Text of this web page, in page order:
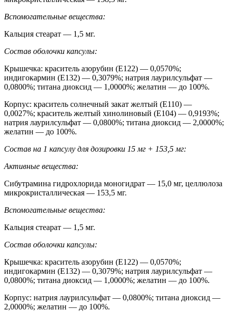
Вспомогательные вещества:
Кальция стеарат — 1,5 мг.
Состав оболочки капсулы:
Крышечка: краситель азорубин (Е122) — 0,0570%;
индигокармин (Е132) — 0,3079%; натрия лаурилсульфат —
0,0800%; титана диоксид — 1,0000%; желатин — до 100%.
Корпус: краситель солнечный закат желтый (Е110) —
0,0027%; краситель желтый хинолиновый (Е104) — 0,9193%;
натрия лаурилсульфат — 0,0800%; титана диоксид — 2,0000%;
желатин — до 100%.
Состав на 1 капсулу для дозировки 15 мг + 153,5 мг:
Активные вещества:
Сибутрамина гидрохлорида моногидрат — 15,0 мг, целлюлоза
микрокристаллическая — 153,5 мг.
Вспомогательные вещества:
Кальция стеарат — 1,5 мг.
Состав оболочки капсулы:
Крышечка: краситель азорубин (Е122) — 0,0570%;
индигокармин (Е132) — 0,3079%; натрия лаурилсульфат —
0,0800%; титана диоксид — 1,0000%; желатин — до 100%.
Корпус: натрия лаурилсульфат — 0,0800%; титана диоксид —
2,0000%; желатин — до 100%.